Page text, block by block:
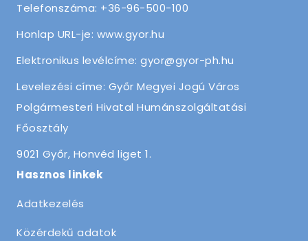
Telefonszáma: +36-96-500-100
Honlap URL-je: www.gyor.hu
Elektronikus levélcíme: gyor@gyor-ph.hu
Levelezési címe: Győr Megyei Jogú Város
Polgármesteri Hivatal Humánszolgáltatási
Főosztály
9021 Győr, Honvéd liget 1.
Hasznos linkek
Adatkezelés
Közérdekű adatok